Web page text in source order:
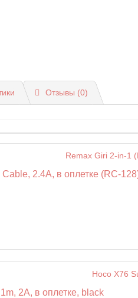
Отзывы (0)
2.4A, в оплетке (RC-
2A, в оплетке, black